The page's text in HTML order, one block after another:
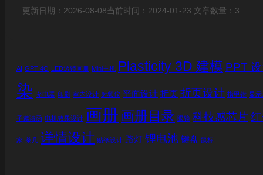
更新日期：2026-08-08当前时间：2024-01-23 文章数量：3
AI GPT 4O LED透镜画册 Mini主机 Plasticity 3D 建模 PPT
染 充电器 印刷 室内设计 射频仪 平面设计 折页 折页设计 指甲钳 显示
子邀请函 电机效果设计 画册 画册目录 眼镜 科技感芯片
家 茶几 详情设计 贴纸设计 路灯 锂电池 键盘 鼠标